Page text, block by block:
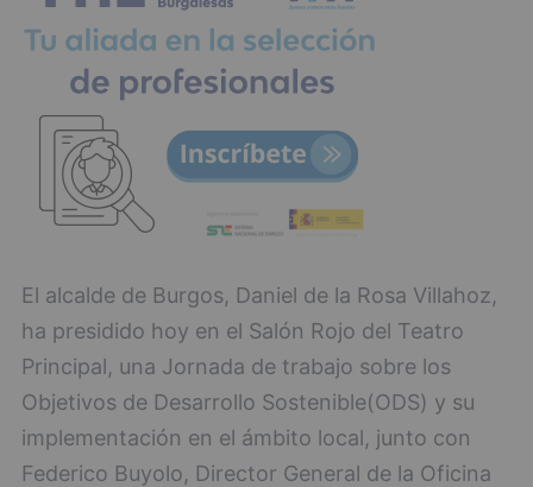
El alcalde de Burgos, Daniel de la Rosa Villahoz,
ha presidido hoy en el Salón Rojo del Teatro
Principal, una Jornada de trabajo sobre los
Objetivos de Desarrollo Sostenible(ODS) y su
implementación en el ámbito local, junto con
Federico Buyolo, Director General de la Oficina